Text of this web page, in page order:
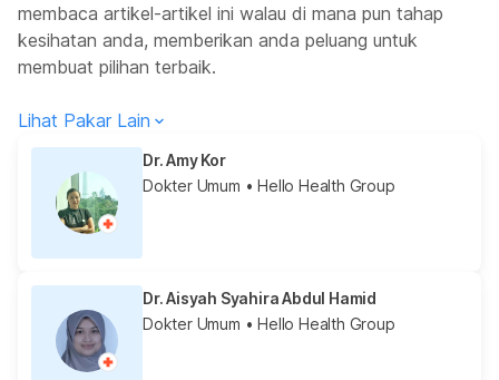
membaca artikel-artikel ini walau di mana pun tahap
kesihatan anda, memberikan anda peluang untuk
membuat pilihan terbaik.
Lihat Pakar Lain
Dr. Amy Kor
Dokter Umum • Hello Health Group
Dr. Aisyah Syahira Abdul Hamid
Dokter Umum • Hello Health Group